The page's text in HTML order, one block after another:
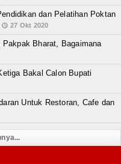
dan Pelatihan Poktan
27 Okt 2020
Bharat, Bagaimana
Bakal Calon Bupati
Untuk Restoran, Cafe dan